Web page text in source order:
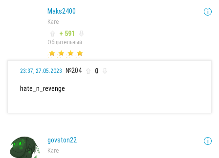
Maks2400
Каге
+ 591
Общительный
23:37, 27.05.2023 №204 0
hate_n_revenge
govston22
Каге